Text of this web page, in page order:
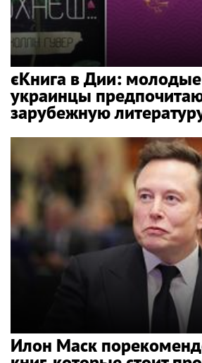
єКнига в Дии: молодые
украинцы
зарубежную
Илон Маск